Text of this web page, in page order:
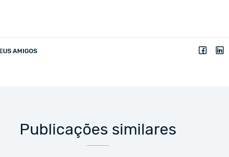
AMIGOS
Publicações similares